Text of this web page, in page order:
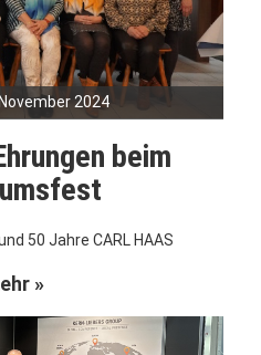
2024
beim
50 Jahre CARL HAAS
»